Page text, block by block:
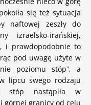
się też sytuacja
naftowej zeszły do
izraelsko-irańskiej,
i prawdopodobnie to
pod uwagę użyte w
poziomu stóp”, a
lipcu swego rodzaju
stóp nastąpiła w
górnej granicy od celu